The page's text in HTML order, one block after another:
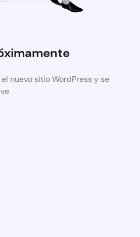
nuevo sitio WordPress y se